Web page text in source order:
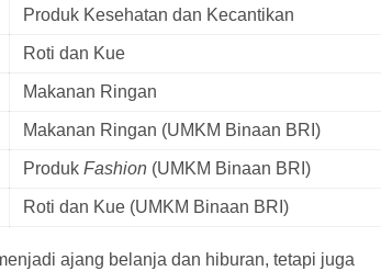
Produk Kesehatan dan Kecantikan
Roti dan Kue
Makanan Ringan
Makanan Ringan (UMKM Binaan BRI)
Produk Fashion (UMKM Binaan BRI)
Roti dan Kue (UMKM Binaan BRI)
ajang belanja dan hiburan, tetapi juga